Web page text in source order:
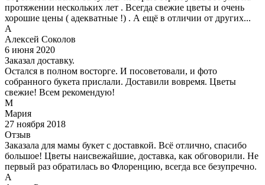
протяжении нескольких лет . Всегда свежие цветы и очень
хорошие цены ( адекватные !) . А ещё в отличии от других...
А
Алексей Соколов
6 июня 2020
Заказал доставку.
Остался в полном восторге. И посоветовали, и фото
собранного букета прислали. Доставили вовремя. Цветы
свежие! Всем рекомендую!
М
Мария
27 ноября 2018
Отзыв
Заказала для мамы букет с доставкой. Всё отлично, спасибо
большое! Цветы наисвежайшие, доставка, как обговорили. Не
первый раз обратилась во Флоренцию, всегда все безупречно.
А